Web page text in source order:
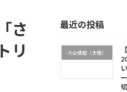
さ
リ
最近の投稿
大会情報（主催）